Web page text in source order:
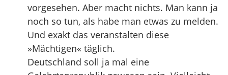
vorgesehen. Aber macht nichts. Man kann ja
noch so tun, als habe man etwas zu melden.
Und exakt das veranstalten diese
»Mächtigen« täglich.
Deutschland soll ja mal eine